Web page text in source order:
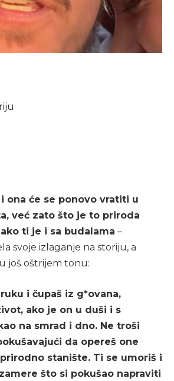
ona će se ponovo vratiti u
već zato što je to priroda
ti je i sa budalama –
svoje izlaganje na storiju, a
još oštrijem tonu:
i čupaš iz g*ovana,
ako je on u duši i s
na smrad i dno. Ne troši
da opereš one
stanište. Ti se umoriš i
što si pokušao napraviti